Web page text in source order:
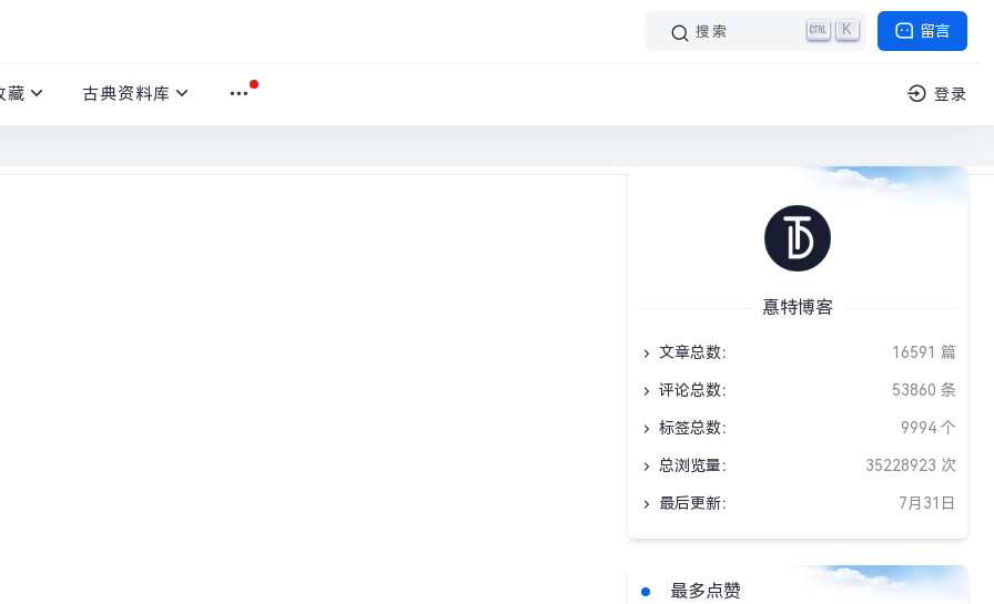
留言
搜索 K
藏 古典资料库 登录
惪特博客
文章总数： 16591 篇
评论总数： 53860 条
标签总数： 9994 个
总浏览量： 35228923 次
最后更新： 7月31日
最多点赞